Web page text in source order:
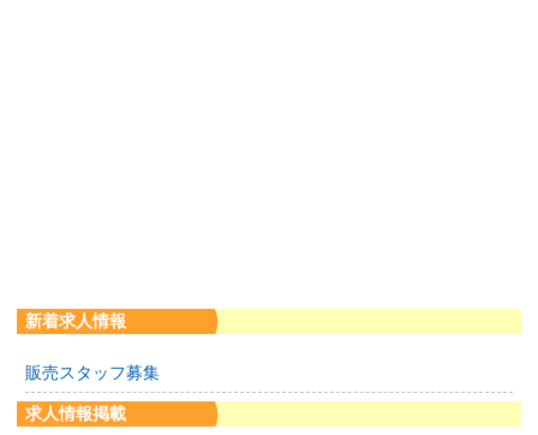
新着求人情報
販売スタッフ募集
求人情報掲載